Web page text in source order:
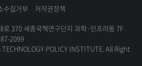
수집거부 저작권정책
370 세종국책연구단지 과학·인프라동 7F
2099
POLICY INSTITUTE. All Right